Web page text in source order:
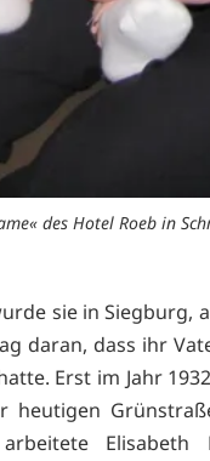
des Hotel Roeb in
sie in Siegburg,
daran, dass ihr
Erst im Jahr
heutigen
arbeitete